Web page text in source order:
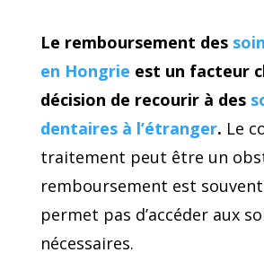
Le remboursement des
en Hongrie est un facteur
décision de recourir à des
dentaires à l’étranger. Le
traitement peut être un
remboursement est
permet pas d’accéder aux
nécessaires.